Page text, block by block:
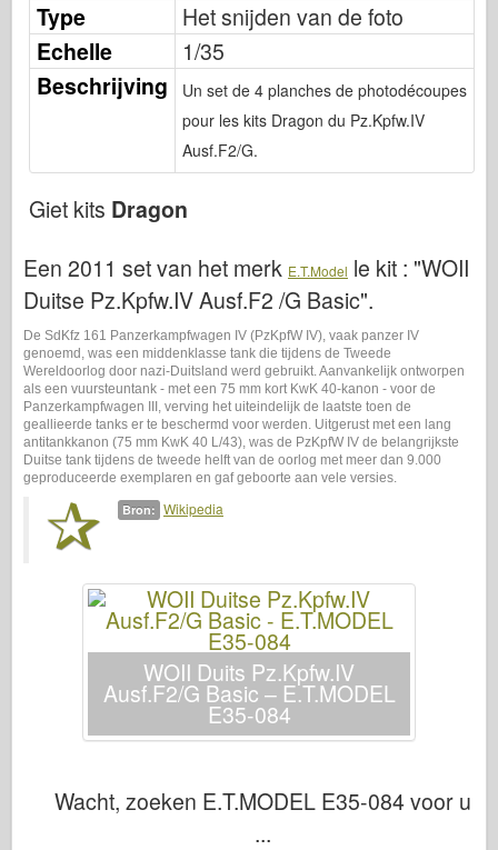
Zwarte Hond
Bronco
Cyber-Hobby
Fijne mallen
Krachten van Moed
FriulModel
Hasegawa
Heller
HobbyBoss
IBG-modellen
Icm
Italeri
Legende
Meng-model
Tamiya
Tristar
Albums-foto's
Type
Het snijden van de foto
Echelle
1/35
Beschrijving
Un set de 4 planches de photodécoupes
pour les kits Dragon du Pz.Kpfw.IV
Ausf.F2/G.
Giet kits Dragon
Een 2011 set van het merk E.T.Model le kit : "WOII
Duitse Pz.Kpfw.IV Ausf.F2 /G Basic".
De SdKfz 161 Panzerkampfwagen IV (PzKpfW IV), vaak panzer IV
genoemd, was een middenklasse tank die tijdens de Tweede
Wereldoorlog door nazi-Duitsland werd gebruikt. Aanvankelijk ontworpen
als een vuursteuntank - met een 75 mm kort KwK 40-kanon - voor de
Panzerkampfwagen III, verving het uiteindelijk de laatste toen de
geallieerde tanks er te beschermd voor werden. Uitgerust met een lang
antitankkanon (75 mm KwK 40 L/43), was de PzKpfW IV de belangrijkste
Duitse tank tijdens de tweede helft van de oorlog met meer dan 9.000
geproduceerde exemplaren en gaf geboorte aan vele versies.
Bron: Wikipedia
WOII Duits Pz.Kpfw.IV
Ausf.F2/G Basic – E.T.MODEL
E35-084
Wacht, zoeken E.T.MODEL E35-084 voor u
...